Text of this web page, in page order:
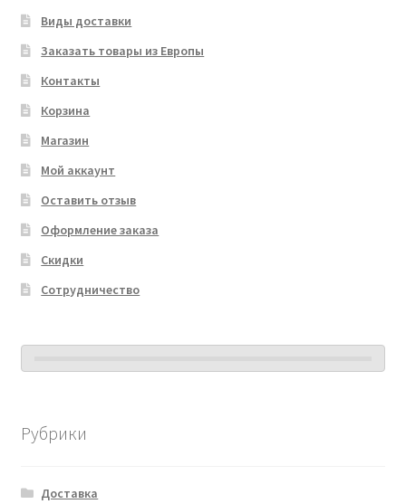
Виды доставки
Заказать товары из Европы
Контакты
Корзина
Магазин
Мой аккаунт
Оставить отзыв
Оформление заказа
Скидки
Сотрудничество
Рубрики
Доставка